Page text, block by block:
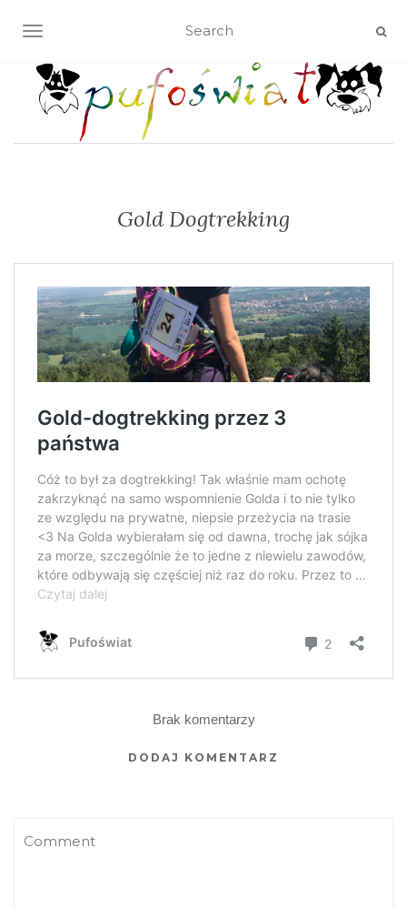
TOGGLE NAVIGATION
Gold Dogtrekking
Brak komentarzy
DODAJ KOMENTARZ